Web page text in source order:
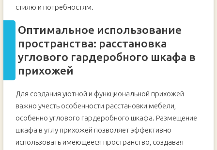
стилю и потребностям.
Оптимальное использование
пространства: расстановка
углового гардеробного шкафа в
прихожей
Для создания уютной и функциональной прихожей
важно учесть особенности расстановки мебели,
особенно углового гардеробного шкафа. Размещение
шкафа в углу прихожей позволяет эффективно
использовать имеющееся пространство, создавая